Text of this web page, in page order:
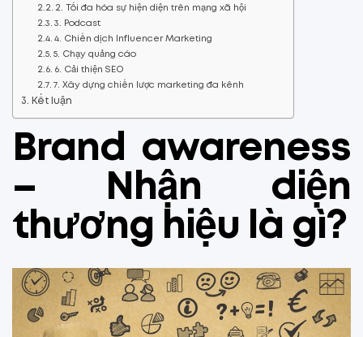
2. Tối đa hóa sự hiện diện trên mạng xã hội
3. Podcast
4. Chiến dịch Influencer Marketing
5. Chạy quảng cáo
6. Cải thiện SEO
7. Xây dựng chiến lược marketing đa kênh
Kết luận
Brand awareness
– Nhận diện
thương hiệu là gì?